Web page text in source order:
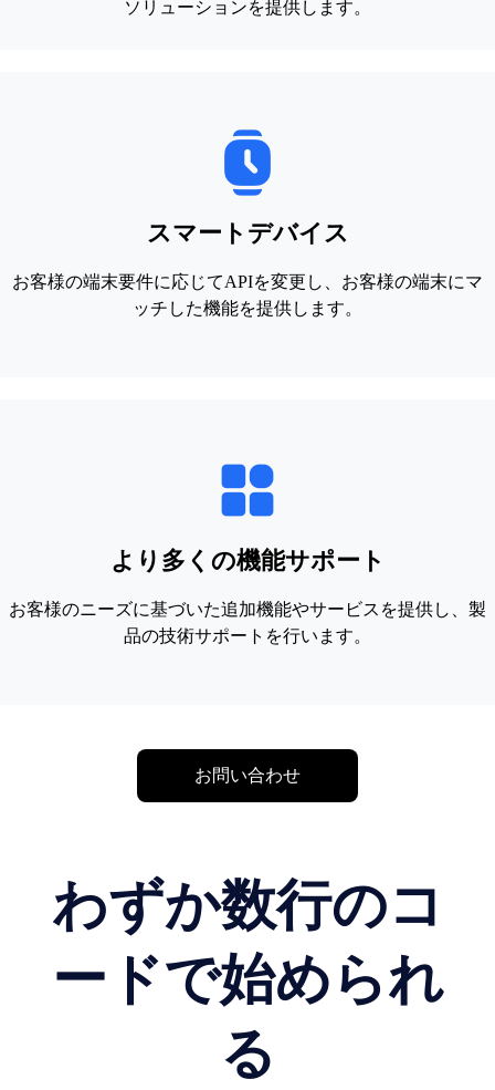
ソリューションを提供します。
スマートデバイス
お客様の端末要件に応じてAPIを変更し、お客様の端末にマ
ッチした機能を提供します。
より多くの機能サポート
お客様のニーズに基づいた追加機能やサービスを提供し、製
品の技術サポートを行います。
お問い合わせ
わずか数行のコ
ードで始められ
る